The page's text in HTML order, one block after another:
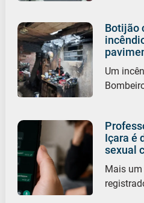
Botijão
Um
Içara é
sexual
Mais um